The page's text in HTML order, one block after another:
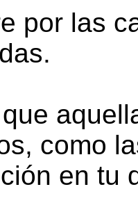
por las
como
en tu